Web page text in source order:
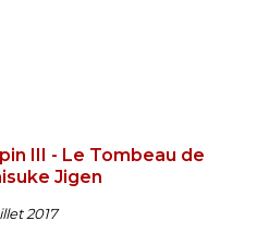
III - Le Tombeau de
Jigen
2017